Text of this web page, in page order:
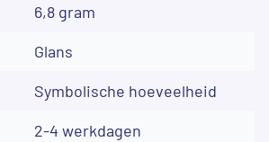
6,8 gram
Glans
Symbolische hoeveelheid
2-4 werkdagen